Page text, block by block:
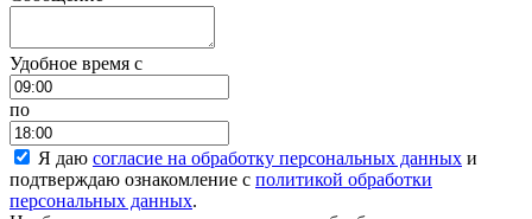
Удобное время c
по
Я даю согласие на обработку персональных данных и
подтверждаю ознакомление с политикой обработки
персональных данных.